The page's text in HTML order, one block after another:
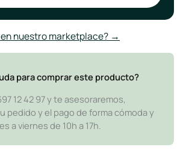
nuestro marketplace? →
para comprar este producto?
12 42 97 y te asesoraremos,
pedido y el pago de forma cómoda y
a viernes de 10h a 17h.